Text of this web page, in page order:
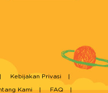
Kebijakan Privasi
Kami FAQ